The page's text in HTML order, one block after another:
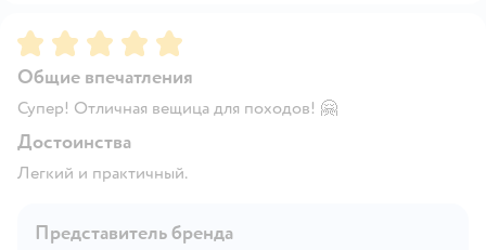
Рейтинг:5
Общие впечатления
Супер! Отличная вещица для походов! 🤗
Достоинства
Легкий и практичный.
Представитель бренда